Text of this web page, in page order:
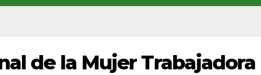
de la Mujer Trabajadora